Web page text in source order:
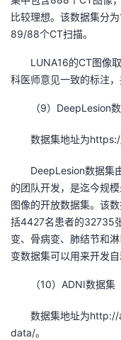
比较理想。该数据集分
89/88个CT扫描。
LUNA16的CT图像取
科医师意见一致的标注
（9）DeepLesion数
数据集地址为https://
DeepLesion数据集由
的团队开发，是迄今规
图像的开放数据集。该
括4427名患者的32735
变、骨病变、肺结节和
变数据集可以用来开发
（10）ADNI数据集
数据集地址为http://
data/。